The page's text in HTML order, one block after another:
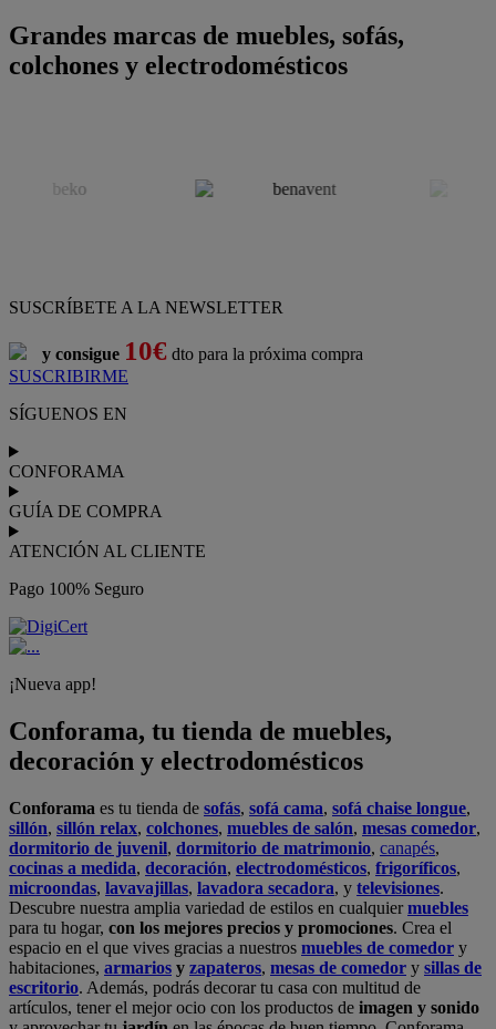
Grandes marcas de muebles, sofás,
colchones y electrodomésticos
SUSCRÍBETE A LA NEWSLETTER
y consigue 10€ dto para la próxima compra
SUSCRIBIRME
SÍGUENOS EN
CONFORAMA
GUÍA DE COMPRA
ATENCIÓN AL CLIENTE
Pago 100% Seguro
¡Nueva app!
Conforama, tu tienda de muebles,
decoración y electrodomésticos
Conforama es tu tienda de sofás, sofá cama, sofá chaise longue,
sillón, sillón relax, colchones, muebles de salón, mesas comedor,
dormitorio de juvenil, dormitorio de matrimonio, canapés,
cocinas a medida, decoración, electrodomésticos, frigoríficos,
microondas, lavavajillas, lavadora secadora, y televisiones.
Descubre nuestra amplia variedad de estilos en cualquiermuebles
para tu hogar, con los mejores precios y promociones. Crea el
espacio en el que vives gracias a nuestros muebles de comedor y
habitaciones, armarios y zapateros, mesas de comedor y sillas de
escritorio. Además, podrás decorar tu casa con multitud de
artículos, tener el mejor ocio con los productos de imagen y sonido